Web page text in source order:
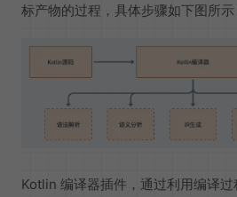
标产物的过程，具体步骤如下图所示
Kotlin 编译器插件，通过利用编译